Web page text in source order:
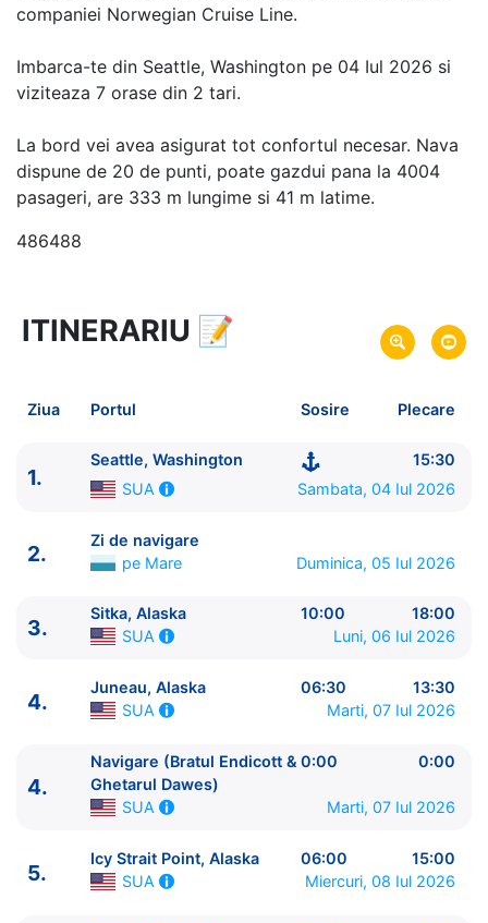
companiei Norwegian Cruise Line.
Imbarca-te din Seattle, Washington pe 04 Iul 2026 si
viziteaza 7 orase din 2 tari.
La bord vei avea asigurat tot confortul necesar. Nava
dispune de 20 de punti, poate gazdui pana la 4004
pasageri, are 333 m lungime si 41 m latime.
486488
8 zile vacanta de croaziera in
link oferta
Plecare pe 04 Iul 2026 din Seattle, Washington, SUA
Norwegian Cruise Line
ITINERARIU
----------------------------------------
1. Seattle, Washington
⚓ - 15:30
ITINERARIU 📝
Ziua Portul Sosire Plecare
1.
Seattle, Washington
15:30
SUA
Sambata, 04 Iul 2026
2.
Zi de navigare
pe Mare
Duminica, 05 Iul 2026
3.
Sitka, Alaska 10:00
18:00
SUA
Luni, 06 Iul 2026
4.
Juneau, Alaska 06:30
13:30
SUA
Marti, 07 Iul 2026
4.
Navigare (Bratul Endicott &
Ghetarul Dawes)
0:00 0:00
SUA Marti, 07 Iul 2026
5.
Icy Strait Point, Alaska 06:00
15:00
SUA
Miercuri, 08 Iul 2026